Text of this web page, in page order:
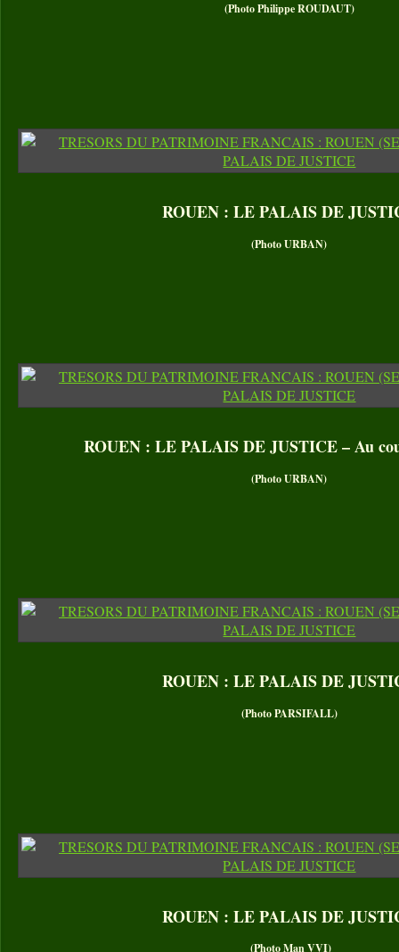
(Photo Philippe ROUDAUT)
ROUEN : LE PALAIS DE
(Photo URBAN)
ROUEN : LE PALAIS DE JUSTICE – Au
(Photo URBAN)
ROUEN : LE PALAIS DE
(Photo PARSIFALL)
ROUEN : LE PALAIS DE
(Photo Man VVI)